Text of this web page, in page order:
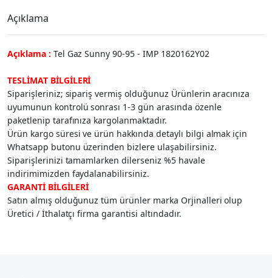
Açıklama
Açıklama : Tel Gaz Sunny 90-95 - IMP 1820162Y02
TESLİMAT BİLGİLERİ
Siparişleriniz; sipariş vermiş olduğunuz Ürünlerin aracınıza
uyumunun kontrolü sonrası 1-3 gün arasında özenle
paketlenip tarafınıza kargolanmaktadır.
Ürün kargo süresi ve ürün hakkında detaylı bilgi almak için
Whatsapp butonu üzerinden bizlere ulaşabilirsiniz.
Siparişlerinizi tamamlarken dilerseniz %5 havale
indirimimizden faydalanabilirsiniz.
GARANTİ BİLGİLERİ
Satın almış olduğunuz tüm ürünler marka Orjinalleri olup
Üretici / İthalatçı firma garantisi altındadır.